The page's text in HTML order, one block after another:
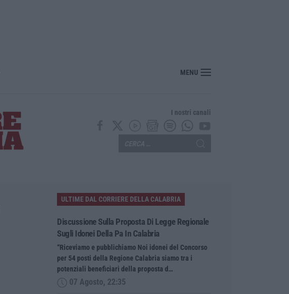
Renzi: «Conte? Sarebbe delittuoso vannaccizzare la coalizione»
MENU
I nostri canali
ULTIME DAL CORRIERE DELLA CALABRIA
Discussione Sulla Proposta Di Legge Regionale
Sugli Idonei Della Pa In Calabria
“Riceviamo e pubblichiamo Noi idonei del Concorso
per 54 posti della Regione Calabria siamo tra i
potenziali beneficiari della proposta d…
07 Agosto, 22:35